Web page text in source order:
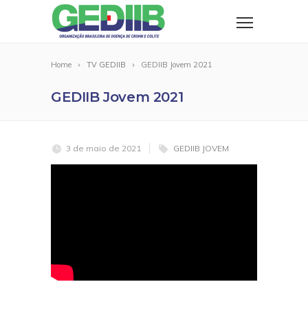
Home TV GEDIIB GEDIIB Jovem 2021
GEDIIB Jovem 2021
3 de maio de 2021 GEDIIB JOVEM